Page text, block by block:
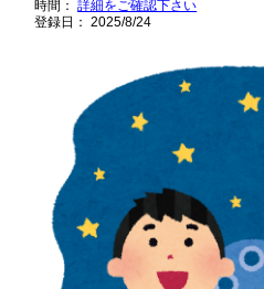
時間：詳細をご確認下さい
登録日： 2025/8/24